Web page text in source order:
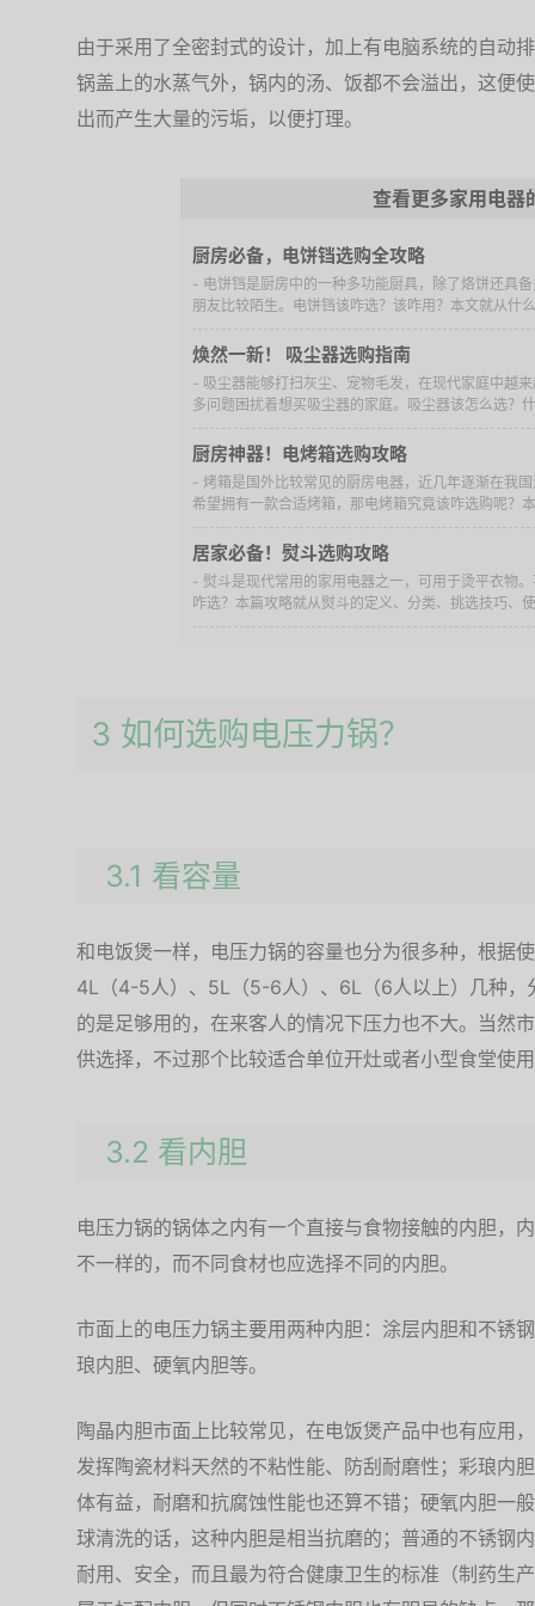
由于采用了全密封式的设计，加上有电脑系统的自动
锅盖上的水蒸气外，锅内的汤、饭都不会溢出，这便
出而产生大量的污垢，以便打理。
查看更多家用电器
厨房必备，电饼铛选购全攻略
- 电饼铛是厨房中的一种多功能厨具，除了烙饼还具
朋友比较陌生。电饼铛该咋选？该咋用？本文就从什
焕然一新！ 吸尘器选购指南
- 吸尘器能够打扫灰尘、宠物毛发，在现代家庭中越
多问题困扰着想买吸尘器的家庭。吸尘器该怎么选？
厨房神器！电烤箱选购攻略
- 烤箱是国外比较常见的厨房电器，近几年逐渐在我
希望拥有一款合适烤箱，那电烤箱究竟该咋选购呢？
居家必备！熨斗选购攻略
- 熨斗是现代常用的家用电器之一，可用于烫平衣物
咋选？本篇攻略就从熨斗的定义、分类、挑选技巧、
3 如何选购电压力锅？
3.1 看容量
和电饭煲一样，电压力锅的容量也分为很多种，根据
4L（4-5人）、5L（5-6人）、6L（6人以上）几种，
的是足够用的，在来客人的情况下压力也不大。当然
供选择，不过那个比较适合单位开灶或者小型食堂使
3.2 看内胆
电压力锅的锅体之内有一个直接与食物接触的内胆，
不一样的，而不同食材也应选择不同的内胆。
市面上的电压力锅主要用两种内胆：涂层内胆和不锈
琅内胆、硬氧内胆等。
陶晶内胆市面上比较常见，在电饭煲产品中也有应用
发挥陶瓷材料天然的不粘性能、防刮耐磨性；彩琅内
体有益，耐磨和抗腐蚀性能也还算不错；硬氧内胆一
球清洗的话，这种内胆是相当抗磨的；普通的不锈钢
耐用、安全，而且最为符合健康卫生的标准（制药生